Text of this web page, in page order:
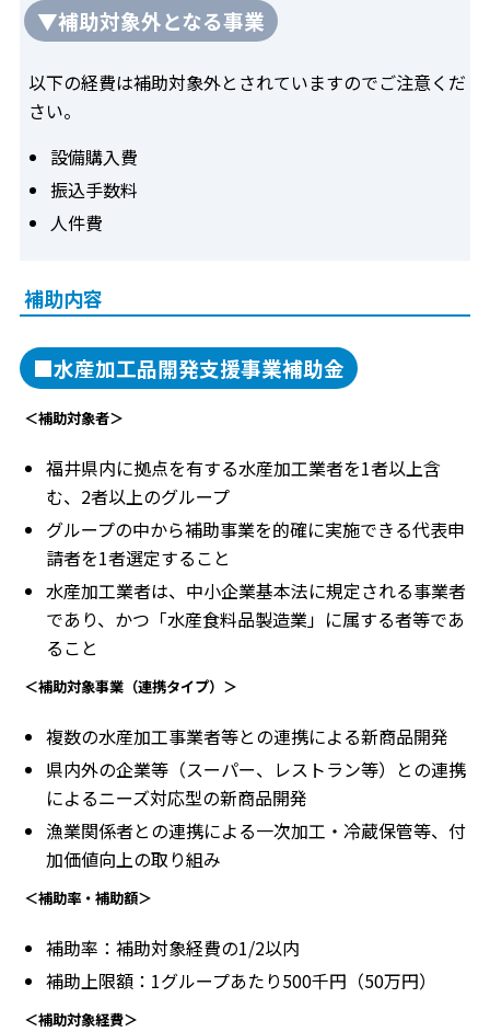
▼補助対象外となる事業
以下の経費は補助対象外とされていますのでご注意くだ
さい。
設備購入費
振込手数料
人件費
補助内容
■水産加工品開発支援事業補助金
＜補助対象者＞
福井県内に拠点を有する水産加工業者を1者以上含
む、2者以上のグループ
グループの中から補助事業を的確に実施できる代表申
請者を1者選定すること
水産加工業者は、中小企業基本法に規定される事業者
であり、かつ「水産食料品製造業」に属する者等であ
ること
＜補助対象事業（連携タイプ）＞
複数の水産加工事業者等との連携による新商品開発
県内外の企業等（スーパー、レストラン等）との連携
によるニーズ対応型の新商品開発
漁業関係者との連携による一次加工・冷蔵保管等、付
加価値向上の取り組み
＜補助率・補助額＞
補助率：補助対象経費の1/2以内
補助上限額：1グループあたり500千円（50万円）
＜補助対象経費＞